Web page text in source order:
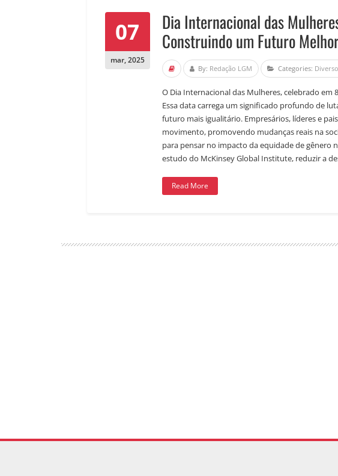
07
mar,2025
Dia Internacional das
Construindo um Futuro
By: Redação LGM Categories:
O Dia Internacional das Mulheres, celebrado
Essa data carrega um significado profundo de
futuro mais igualitário. Empresários, líderes e
movimento, promovendo mudanças reais na
para pensar no impacto da equidade de gênero
estudo do McKinsey Global Institute, reduzir a
Read More